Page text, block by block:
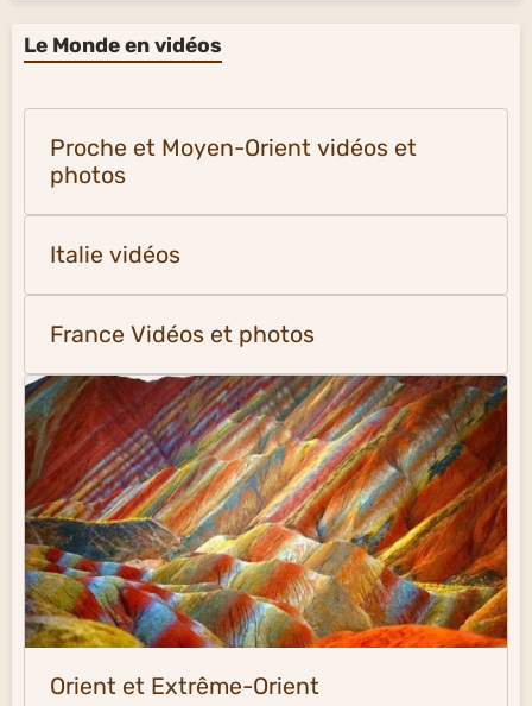
Le Monde en vidéos
Proche et Moyen-Orient vidéos et
photos
Italie vidéos
France Vidéos et photos
Orient et Extrême-Orient